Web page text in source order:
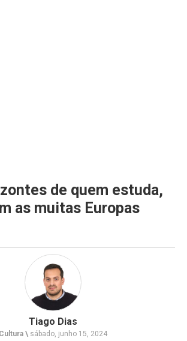
de quem estuda,
as muitas Europas
Tiago Dias
Cultura \sábado, junho 15, 2024